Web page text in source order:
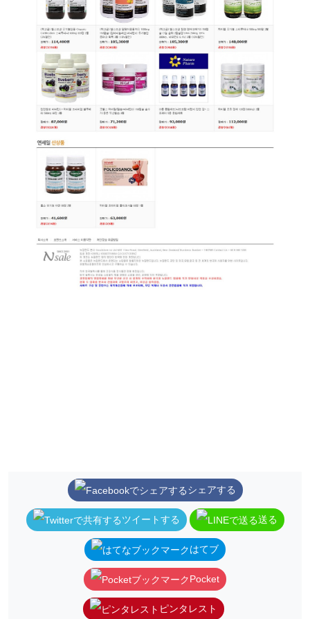
シェアする
ツイートする 送る
はてブ
Pocket
ピンタレスト